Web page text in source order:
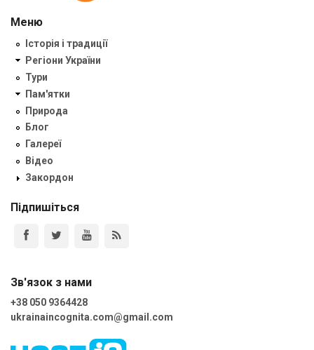
Меню
Історія і традиції
Регіони України
Тури
Пам'ятки
Природа
Блог
Галереї
Відео
Закордон
Підпишіться
Зв'язок з нами
+38 050 9364428
ukrainaincognita.com@gmail.com